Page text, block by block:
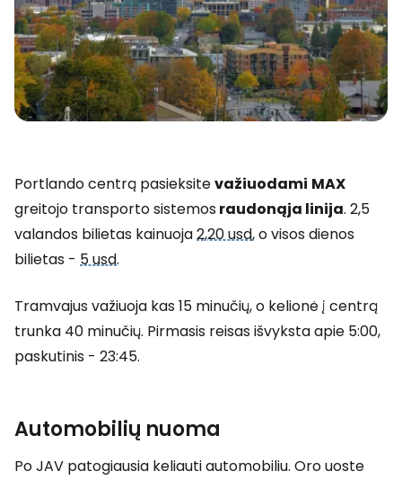
Portlando centrą pasieksitevažiuodami MAX
greitojo transporto sistemosraudonąja linija. 2,5
valandos bilietas kainuoja2,20 usd, o visos dienos
bilietas - 5 usd.
Tramvajus važiuoja kas 15 minučių, o kelionė į centrą
trunka 40 minučių. Pirmasis reisas išvyksta apie 5:00,
paskutinis - 23:45.
Automobilių nuoma
Po JAV patogiausia keliauti automobiliu. Oro uoste